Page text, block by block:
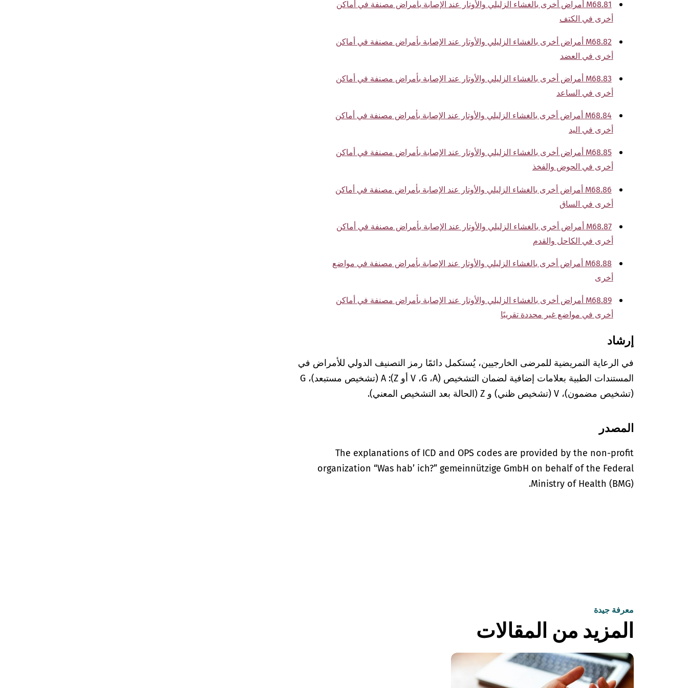
M68.81 أمراض أخرى بالغشاء الزليلي والأوتار عند الإصابة بأمراض مصنفة في أماكن
أخرى في الكتف
M68.82 أمراض أخرى بالغشاء الزليلي والأوتار عند الإصابة بأمراض مصنفة في أماكن
أخرى في العضد
M68.83 أمراض أخرى بالغشاء الزليلي والأوتار عند الإصابة بأمراض مصنفة في أماكن
أخرى في الساعد
M68.84 أمراض أخرى بالغشاء الزليلي والأوتار عند الإصابة بأمراض مصنفة في أماكن
أخرى في اليد
M68.85 أمراض أخرى بالغشاء الزليلي والأوتار عند الإصابة بأمراض مصنفة في أماكن
أخرى في الحوض والفخذ
M68.86 أمراض أخرى بالغشاء الزليلي والأوتار عند الإصابة بأمراض مصنفة في أماكن
أخرى في الساق
M68.87 أمراض أخرى بالغشاء الزليلي والأوتار عند الإصابة بأمراض مصنفة في أماكن
أخرى في الكاحل والقدم
M68.88 أمراض أخرى بالغشاء الزليلي والأوتار عند الإصابة بأمراض مصنفة في مواضع
أخرى
M68.89 أمراض أخرى بالغشاء الزليلي والأوتار عند الإصابة بأمراض مصنفة في أماكن
أخرى في مواضع غير محددة تقريبًا
إرشاد
في الرعاية التمريضية للمرضى الخارجيين، يُستكمل دائمًا رمز التصنيف الدولي للأمراض في
المستندات الطبية بعلامات إضافية لضمان التشخيص (A‏، G‏، V أو Z): A (تشخيص مستبعد)، G
(تشخيص مضمون)، V (تشخيص ظني) و Z (الحالة بعد التشخيص المعني).
المصدر
The explanations of ICD and OPS codes are provided by the non-profit
organization “Was hab’ ich?” gemeinnützige GmbH on behalf of the Federal
Ministry of Health (BMG).
معرفة جيدة
المزيد من المقالات